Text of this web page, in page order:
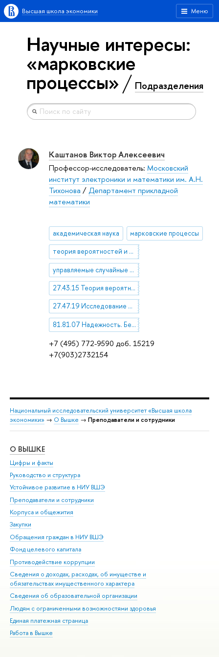
Меню
Высшая школа экономики
Научные интересы:
«марковские
процессы» Подразделения
+7 (495) 772-9590 доб. 15219
+7(903)2732154
Каштанов Виктор Алексеевич
Профессор-исследователь: Московский
институт электроники и математики им. А.Н.
Тихонова /Департамент прикладной
математики
академическая наука марковские процессы
теория вероятностей и случайные процессы
управляемые случайные процессы
27.43.15 Теория вероятностей и случайные процессы
27.47.19 Исследование операций
81.81.07 Надежность. Безотказность, долговечность, ремонтопригодность
Национальный исследовательский университет «Высшая школа
экономики» → О Вышке → Преподаватели и сотрудники
О ВЫШКЕ
Цифры и факты
Руководство и структура
Устойчивое развитие в НИУ ВШЭ
Преподаватели и сотрудники
Корпуса и общежития
Закупки
Обращения граждан в НИУ ВШЭ
Фонд целевого капитала
Противодействие коррупции
Сведения о доходах, расходах, об имуществе и
обязательствах имущественного характера
Сведения об образовательной организации
Людям с ограниченными возможностями здоровья
Единая платежная страница
Работа в Вышке